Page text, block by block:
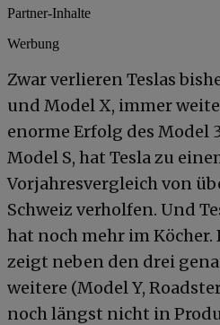
Partner-Inhalte
Werbung
Zwar verlieren Teslas
und Model X, immer
enorme Erfolg des Model
Model S, hat Tesla zu
Vorjahresvergleich von
Schweiz verholfen. Und
hat noch mehr im Köcher.
zeigt neben den drei
weitere (Model Y,
noch längst nicht in